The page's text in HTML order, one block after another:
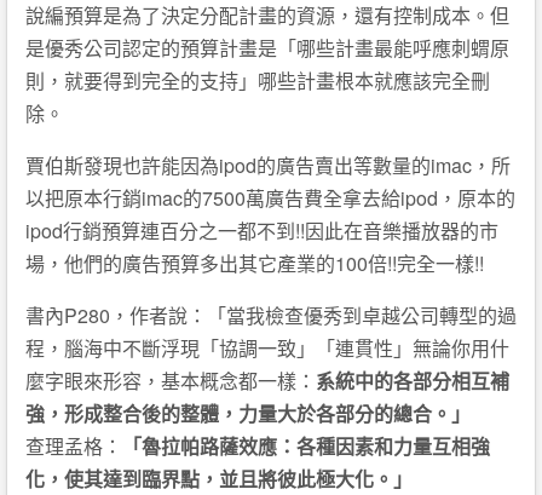
說編預算是為了決定分配計畫的資源，還有控制成本。但
是優秀公司認定的預算計畫是「哪些計畫最能呼應刺蝟原
則，就要得到完全的支持」哪些計畫根本就應該完全刪
除。
賈伯斯發現也許能因為ipod的廣告賣出等數量的imac，所
以把原本行銷imac的7500萬廣告費全拿去給ipod，原本的
ipod行銷預算連百分之一都不到!!因此在音樂播放器的市
場，他們的廣告預算多出其它產業的100倍!!完全一樣!!
書內P280，作者說：「當我檢查優秀到卓越公司轉型的過
程，腦海中不斷浮現「協調一致」「連貫性」無論你用什
麼字眼來形容，基本概念都一樣： 系統中的各部分相互補
強，形成整合後的整體，力量大於各部分的總合。」
查理孟格：
「魯拉帕路薩效應：各種因素和力量互相強
化，使其達到臨界點，並且將彼此極大化。」